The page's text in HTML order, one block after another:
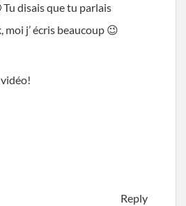
disais que tu parlais
moi j’ écris beaucoup 😉
Reply